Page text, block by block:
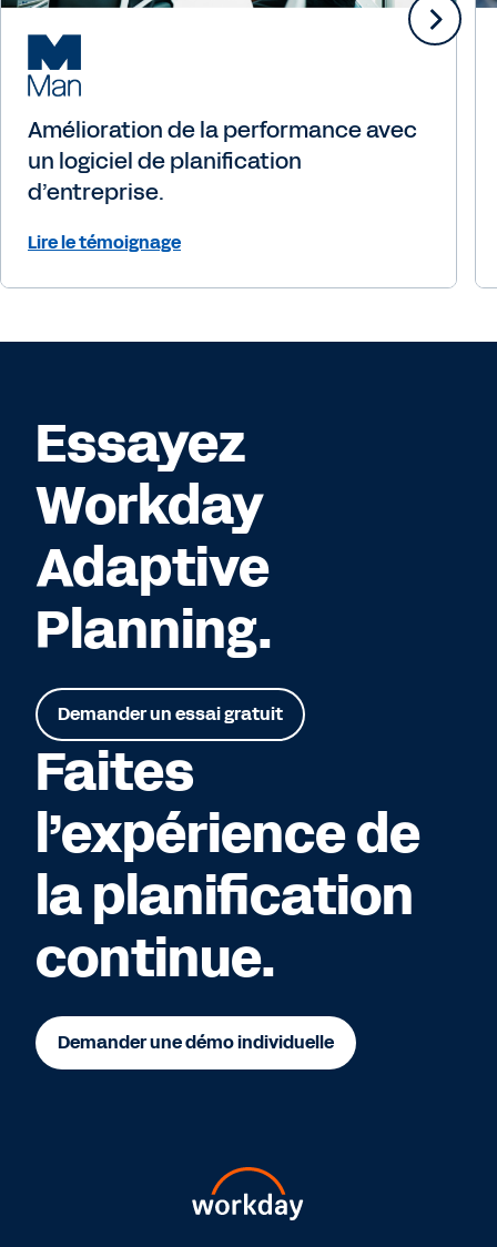
Amélioration de la performance avec
un logiciel de planification
d’entreprise.
Lire le témoignage
Essayez
Workday
Adaptive
Planning.
Demander un essai gratuit
Faites
l’expérience de
la planification
continue.
Demander une démo individuelle